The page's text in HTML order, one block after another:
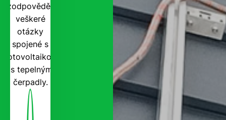
zodpovědět
veškeré
otázky
spojené s
fotovoltaikou
i s tepelnými
čerpadly.